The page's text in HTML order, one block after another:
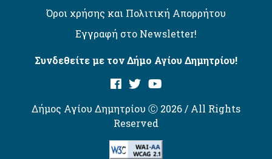
Όροι χρήσης και Πολιτική Απορρήτου
Εγγραφή στο Newsletter!
Συνδεθείτε με τον Δήμο Αγίου Δημητρίου!
Δήμος Αγίου Δημητρίου Ⓒ 2026 / All Rights
Reserved